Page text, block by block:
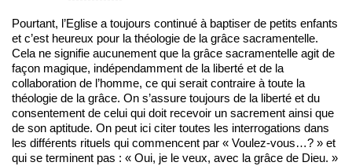
Pourtant, l’Eglise a toujours continué à baptiser de petits enfants
et c’est heureux pour la théologie de la grâce sacramentelle.
Cela ne signifie aucunement que la grâce sacramentelle agit de
façon magique, indépendamment de la liberté et de la
collaboration de l’homme, ce qui serait contraire à toute la
théologie de la grâce. On s’assure toujours de la liberté et du
consentement de celui qui doit recevoir un sacrement ainsi que
de son aptitude. On peut ici citer toutes les interrogations dans
les différents rituels qui commencent par « Voulez-vous…? » et
qui se terminent pas : « Oui, je le veux, avec la grâce de Dieu. »